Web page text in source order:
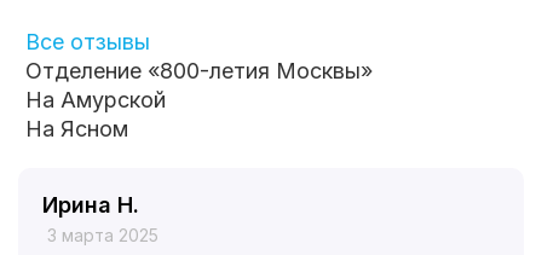
Все отзывы
Отделение «800-летия Москвы»
На Амурской
На Ясном
Ирина Н.
3 марта 2025